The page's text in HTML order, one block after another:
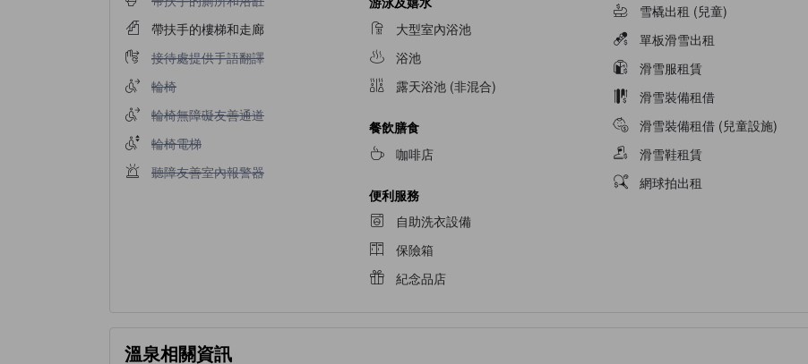
帶扶手的樓梯和走廊
接待處提供手語翻譯不適用
接待處提供手語翻譯
輪椅不適用
輪椅
輪椅無障礙友善通道不適用
輪椅無障礙友善通道
輪椅電梯不適用
輪椅電梯
聽障友善室內報警器不適用
聽障友善室內報警器
大型室內浴池
浴池
露天浴池 (非混合)
餐飲膳食
咖啡店
便利服務
自助洗衣設備
保險箱
紀念品店
雪橇出租 (兒童)
單板滑雪出租
滑雪服租賃
滑雪裝備租借
滑雪裝備租借 (兒童設施)
滑雪鞋租賃
網球拍出租
溫泉相關資訊